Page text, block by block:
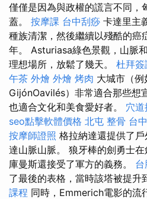
僅僅是因為與政權的謊言不同，
蓋。 按摩課 台中刮痧 卡達里主
種族清潔，然後繼續以殘酷的癌
年。 Asturiasa綠色景觀，山脈
理想場所，放鬆了幾天。 杜拜簽
午茶 外燴 外燴 烤肉 大城市（例
GijónOavilés）非常適合那些想
也適合文化和美食愛好者。 穴
seo點擊軟體價格 北屯 整骨 台
按摩師證照 格拉納達還提供了
達山脈山脈。 狼牙棒的劍勇士
庫曼斯還接受了軍方的義務。
了最後的表格，當時該塔被提升
課程 同時，Emmerich電影的流